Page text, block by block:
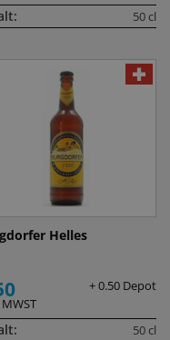
50 cl
Helles
+ 0.50 Depot
50 cl